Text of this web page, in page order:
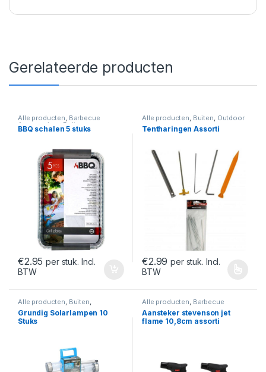
Gerelateerde producten
Alle producten, Barbecue
Accessoires Buiten
BBQ schalen 5 stuks
€2.95 per stuk. Incl.
BTW
Alle producten, Buiten, Outdoor
Tentharingen Assorti
€2.99 per stuk. Incl.
BTW
Dit product heeft meerdere
Alle producten, Buiten,
Buitendecoratie
Grundig Solarlampen 10
Stuks
Alle producten, Barbecue
Accessoires ,
Aansteker stevenson jet
flame 10,8cm assorti